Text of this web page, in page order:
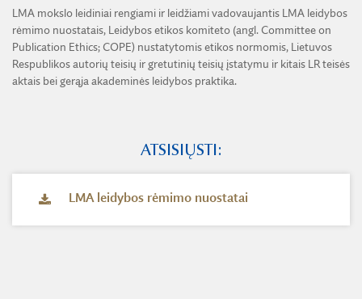
LMA mokslo leidiniai rengiami ir leidžiami vadovaujantis LMA leidybos
rėmimo nuostatais, Leidybos etikos komiteto (angl. Committee on
Publication Ethics; COPE) nustatytomis etikos normomis, Lietuvos
Respublikos autorių teisių ir gretutinių teisių įstatymu ir kitais LR teisės
aktais bei gerąja akademinės leidybos praktika.
ATSISIŲSTI:
LMA leidybos rėmimo nuostatai